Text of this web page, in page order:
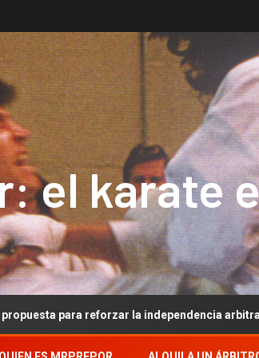
el karate
reforzar la independencia arbitral